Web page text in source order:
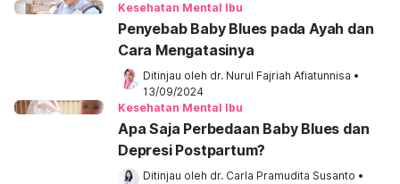
Kesehatan Mental Ibu
Penyebab Baby Blues pada Ayah dan
Cara Mengatasinya
Ditinjau oleh dr. Nurul Fajriah Afiatunnisa •
13/09/2024
Kesehatan Mental Ibu
Apa Saja Perbedaan Baby Blues dan
Depresi Postpartum?
Ditinjau oleh dr. Carla Pramudita Susanto •